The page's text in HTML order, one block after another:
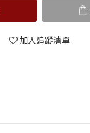
加入追蹤清單